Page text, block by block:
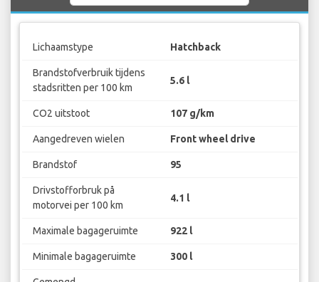
Lichaamstype Hatchback
Brandstofverbruik tijdens
stadsritten per 100 km
5.6 l
CO2 uitstoot 107 g/km
Aangedreven wielen Front wheel drive
Brandstof 95
Drivstofforbruk på
motorvei per 100 km
4.1 l
Maximale bagageruimte 922 l
Minimale bagageruimte 300 l